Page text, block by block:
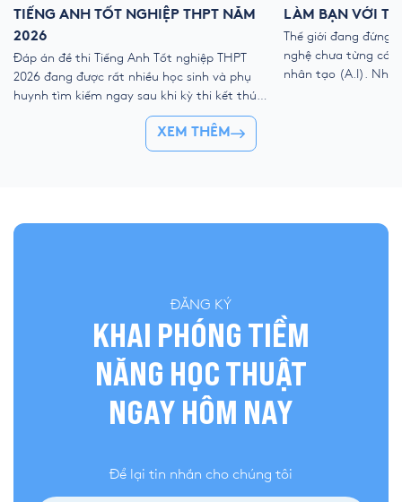
TIẾNG ANH TỐT NGHIỆP THPT NĂM
2026
Đáp án đề thi Tiếng Anh Tốt nghiệp THPT
2026 đang được rất nhiều học sinh và phụ
huynh tìm kiếm ngay sau khi kỳ thi kết thúc.
Để giúp thí sinh nhanh chóng đối chiếu kết
quả và đánh giá bài làm của mình, YOLA cập
nhật đề thi chính thức, đáp án tham […]
LÀM BẠN VỚI
Thế giới đang đứng
nghệ chưa từng có
nhân tạo (A.I).
XEM THÊM
ĐĂNG KÝ
KHAI PHÓNG TIỀM
NĂNG HỌC THUẬT
NGAY HÔM NAY
Để lại tin nhắn cho chúng tôi